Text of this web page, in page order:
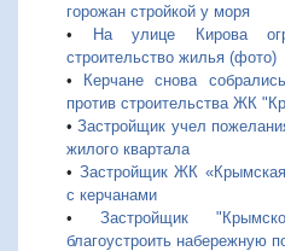
горожан стройкой у моря
•
На улице Кирова
строительство жилья (фото)
•
Керчане снова
против строительства ЖК
•Застройщик учел
жилого квартала
• Застройщик ЖК
с керчанами
• Застройщик
благоустроить набережную